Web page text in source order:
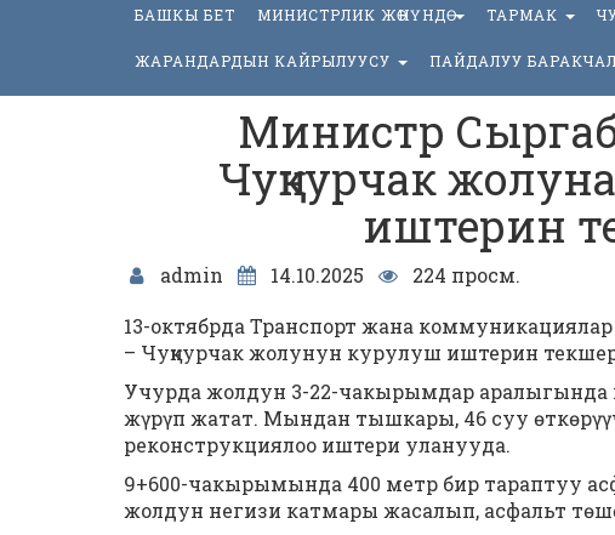
БАШКЫ БЕТ МИНИСТРЛИК ЖӨНҮНДӨ ТАРМАК
ЖАРАНДАРДЫН КАЙРЫЛУУСУ ПАЙДАЛУУ
Министр
Чуңкурчак
иштерин
admin 14.10.2025
224 просм.
13-октябрда Транспорт жана
– Чуңкурчак жолунун курулуш иштерин
Учурда жолдун 3-22-чакырымдар
жүрүп жатат. Мындан тышкары, 46 суу
реконструкциялоо иштери уланууда.
9+600-чакырымында 400 метр бир тараптуу
жолдун негизи катмары жасалып, асфальт